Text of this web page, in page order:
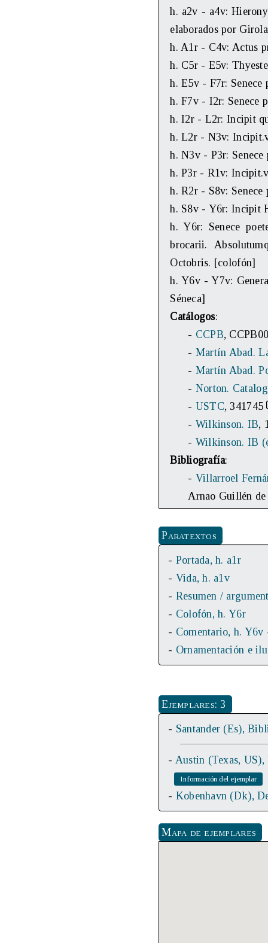
h. a2v - a4v:
elaborados por
h. A1r - C4v: Actus
h. C5r - E5v:
h. E5v - F7r: Senece
h. F7v - I2r: Senece
h. I2r - L2r: Incipit
h. L2r - N3v:
h. N3v - P3r:
h. P3r - R1v:
h. R2r - S8v:
h. S8v - Y6r: Incipit
h. Y6r: Senece
brocarii.
Octobris. [colofón]
h. Y6v - Y7v:
Séneca]
Catálogos:
- CCPB,
- Martín Abad.
- Martín Abad.
- Norton.
- USTC, 341745
- Wilkinson. IB,
- Wilkinson. IB
Bibliografía:
- Villarroel
Arnao Guillén
Paratextos
- Portada, h. a1r
- Vida, h. a1v
- Resumen /
- Colofón, h. Y6r
- Comentario, h.
- Ornamentación e
Ejemplares: 3
- Santander (Es),
- Austin (Texas, US),
- Kobenhavn (Dk),
Mapa de ejemplares